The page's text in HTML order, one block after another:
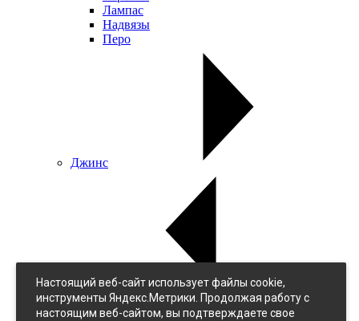
Лампас
Надвязы
Перо
Джинс
Джинс
Однотонный
Настоящий веб-сайт использует файлы cookie,
инструменты Яндекс.Метрики. Продолжая работу с
настоящим веб-сайтом, вы подтверждаете свое